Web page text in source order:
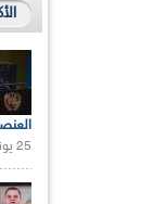
25 يونيو 2021 |